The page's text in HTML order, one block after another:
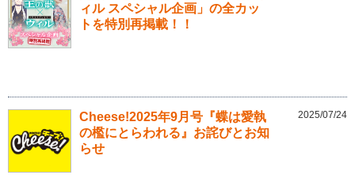
ィル スペシャル企画」の全カッ
トを特別再掲載！！
Cheese!2025年9月号『蝶は愛執
の檻にとらわれる』お詫びとお知
らせ
2025/07/24